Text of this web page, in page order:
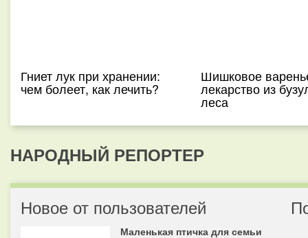
Гниет лук при хранении:
чем болеет, как лечить?
Шишковое
лекарство из
леса
НАРОДНЫЙ РЕПОРТЕР
Новое от пользователей
Маленькая птичка для семьи